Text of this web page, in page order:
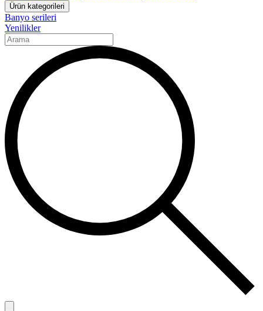
Ürün kategorileri
Banyo serileri
Yenilikler